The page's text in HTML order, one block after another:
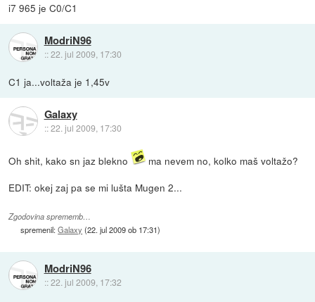
i7 965 je C0/C1
ModriN96
::22. jul 2009, 17:30
C1 ja...voltaža je 1,45v
Galaxy
::22. jul 2009, 17:30
Oh shit, kako sn jaz blekno
ma nevem no, kolko maš voltažo?
EDIT: okej zaj pa se mi lušta Mugen 2...
Zgodovina sprememb…
spremenil:Galaxy (22. jul 2009 ob 17:31)
ModriN96
::22. jul 2009, 17:32